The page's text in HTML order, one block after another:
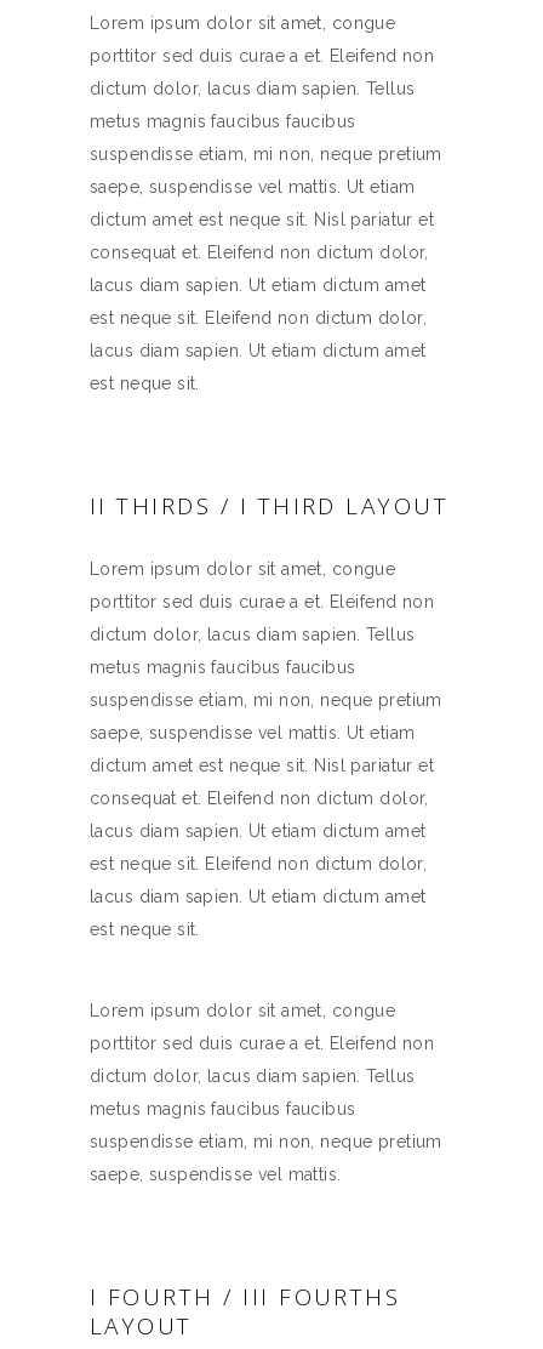
Lorem ipsum dolor sit amet, congue
porttitor sed duis curae a et. Eleifend non
dictum dolor, lacus diam sapien. Tellus
metus magnis faucibus faucibus
suspendisse etiam, mi non, neque pretium
saepe, suspendisse vel mattis. Ut etiam
dictum amet est neque sit. Nisl pariatur et
consequat et. Eleifend non dictum dolor,
lacus diam sapien. Ut etiam dictum amet
est neque sit. Eleifend non dictum dolor,
lacus diam sapien. Ut etiam dictum amet
est neque sit.
II THIRDS / I THIRD LAYOUT
Lorem ipsum dolor sit amet, congue
porttitor sed duis curae a et. Eleifend non
dictum dolor, lacus diam sapien. Tellus
metus magnis faucibus faucibus
suspendisse etiam, mi non, neque pretium
saepe, suspendisse vel mattis. Ut etiam
dictum amet est neque sit. Nisl pariatur et
consequat et. Eleifend non dictum dolor,
lacus diam sapien. Ut etiam dictum amet
est neque sit. Eleifend non dictum dolor,
lacus diam sapien. Ut etiam dictum amet
est neque sit.
Lorem ipsum dolor sit amet, congue
porttitor sed duis curae a et. Eleifend non
dictum dolor, lacus diam sapien. Tellus
metus magnis faucibus faucibus
suspendisse etiam, mi non, neque pretium
saepe, suspendisse vel mattis.
I FOURTH / III FOURTHS
LAYOUT